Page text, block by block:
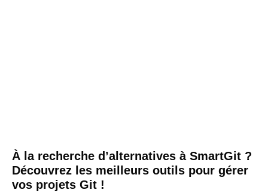
À la recherche d’alternatives à SmartGit ?
Découvrez les meilleurs outils pour gérer
vos projets Git !